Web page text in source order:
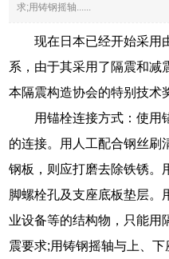
求;用铸钢摇轴......
现在日本已经开始采用
系，由于其采用了隔震和减
本隔震构造协会的特别技术
用锚栓连接方式：使用
的连接。用人工配合钢丝刷
钢板，则应打磨去除铁锈。
脚螺栓孔及支座底板垫层。
业设备等的结构物，只能用
震要求;用铸钢摇轴与上、